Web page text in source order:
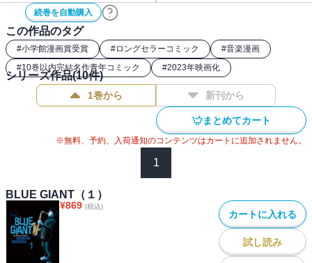
続巻を自動購入
この作品のタグ
#小学館漫画賞受賞 #ロングセラーコミック #音楽漫画
#10巻以内完結名作青年コミック #2023年映画化
シリーズ作品(10件)
1巻から 新刊から
まとめてカート
※無料、予約、入荷通知のコンテンツはカートに追加されません。
1
BLUE GIANT（１）
¥869 (税込)
カートに入れる
試し読み